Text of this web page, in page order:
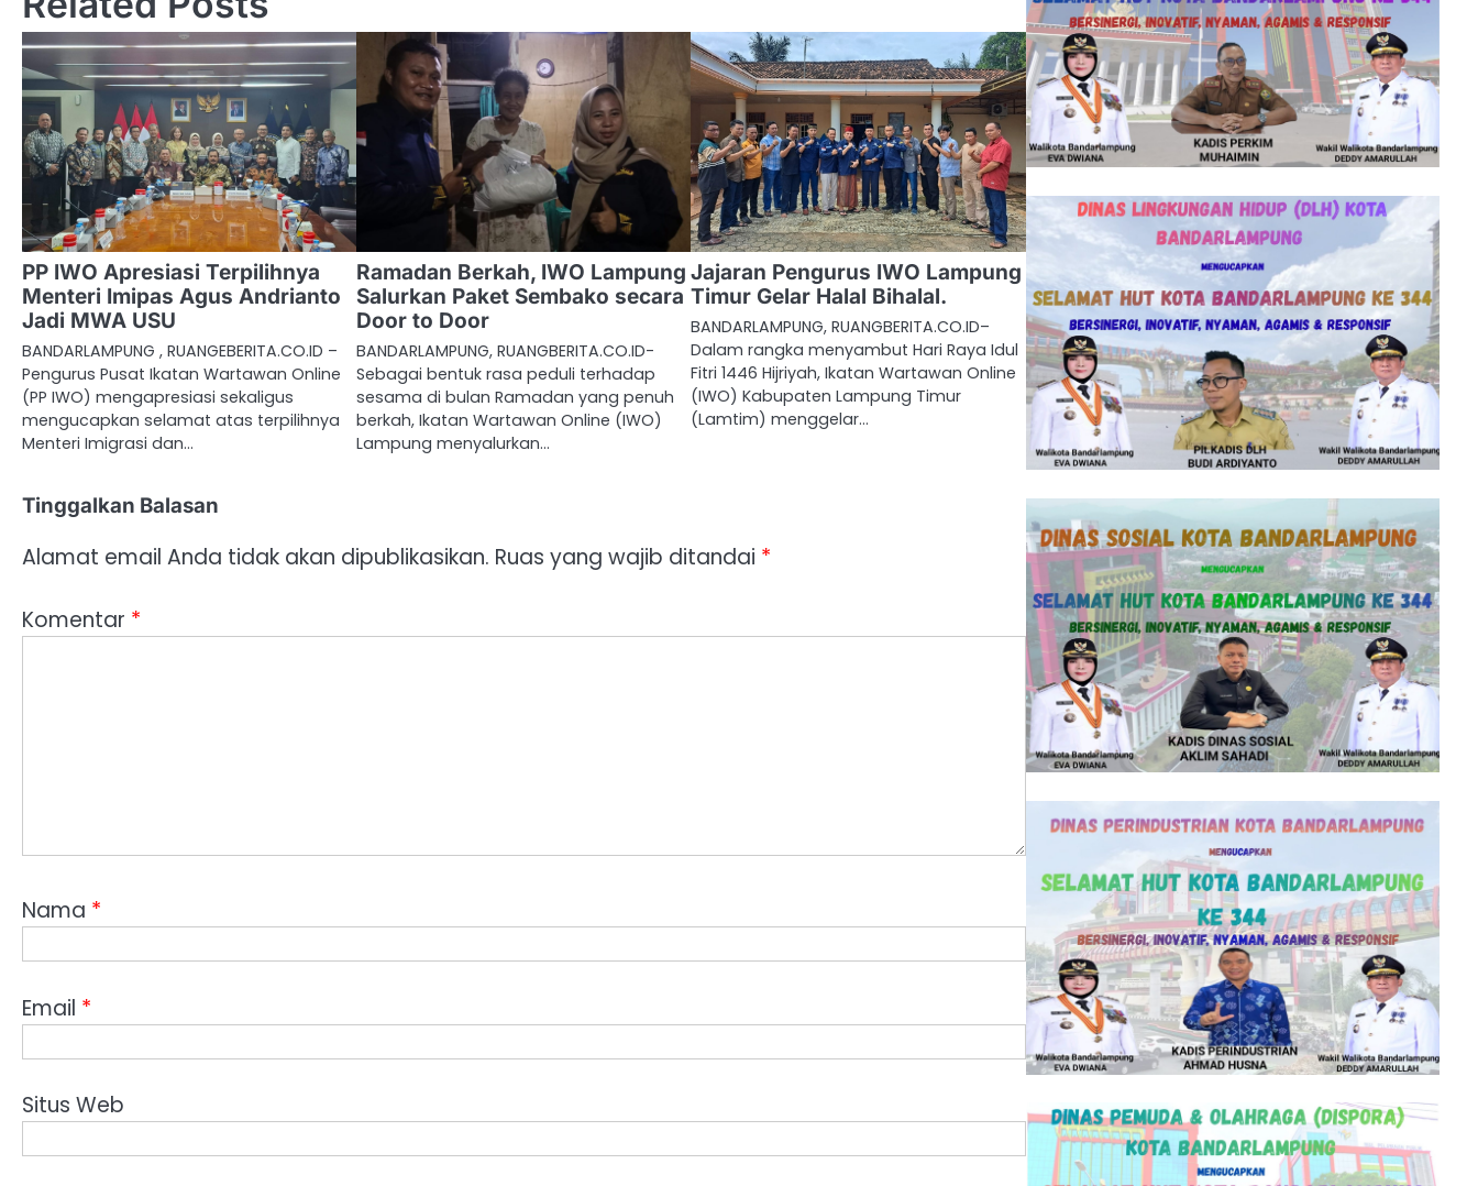
PP IWO Apresiasi Terpilihnya
Menteri Imipas Agus Andrianto
Jadi MWA USU
BANDARLAMPUNG , RUANGEBERITA.CO.ID –
Pengurus Pusat Ikatan Wartawan Online
(PP IWO) mengapresiasi sekaligus
mengucapkan selamat atas terpilihnya
Menteri Imigrasi dan…
Ramadan Berkah, IWO Lampung
Salurkan Paket Sembako secara
Door to Door
BANDARLAMPUNG, RUANGBERITA.CO.ID-
Sebagai bentuk rasa peduli terhadap
sesama di bulan Ramadan yang penuh
berkah, Ikatan Wartawan Online (IWO)
Lampung menyalurkan…
Jajaran Pengurus IWO Lampung
Timur Gelar Halal Bihalal.
BANDARLAMPUNG, RUANGBERITA.CO.ID–
Dalam rangka menyambut Hari Raya Idul
Fitri 1446 Hijriyah, Ikatan Wartawan Online
(IWO) Kabupaten Lampung Timur
(Lamtim) menggelar…
Tinggalkan Balasan
Alamat email Anda tidak akan dipublikasikan. Ruas yang wajib ditandai *
Komentar *
Nama *
Email *
Situs Web